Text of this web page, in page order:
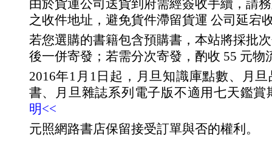
由於貨運公司送貨到府需經簽收手續，請
之收件地址，避免貨件滯留貨運 公司延宕
若您選購的書籍包含預購書，本站將採批
後一併寄發；若需分次寄發，酌收 55 元物
2016年1月1日起，月旦知識庫點數、月
書、月旦雜誌系列電子版不適用七天鑑賞
明<<
元照網路書店保留接受訂單與否的權利。